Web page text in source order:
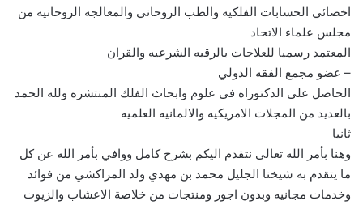
اخصائي الحسابات الفلكيه والطب الروحاني والمعالجه الروحانيه من
مجلس علماء الاتحاد
المعتمد رسميا للعلاجات بالرقيه الشرعيه والقران
– عضو مجمع الفقه الدولي
الحاصل على الدكتوراه فى علوم وابحاث الفلك المنتشره ولله الحمد
بالعديد من المجلات الامريكيه والالمانيه العلميه
ثانيا
وهنا بأمر الله تعالى نتقدم اليكم بشرح كامل ووافي بأمر الله عن كل
ما يتقدم به شيخنا الجليل محمد بن مهدي ولد المراكشي من فوائد
وخدمات مجانيه وبدون اجور ومنتجات من خلاصة الاعشاب والزيوت